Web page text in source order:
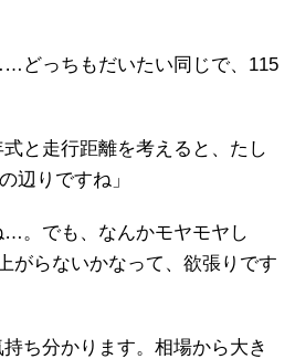
どっちもだいたい同じで、115
式と走行距離を考えると、たし
辺りですね」
…。でも、なんかモヤモヤし
がらないかなって、欲張りです
持ち分かります。相場から大き